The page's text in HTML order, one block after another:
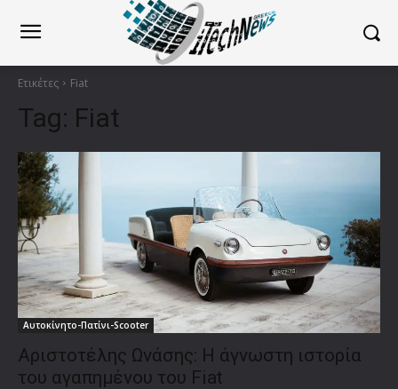
Ετικέτες Fiat
Tag: Fiat
Αυτοκίνητο-Πατίνι-Scooter
Αριστοτέλης Ωνάσης: Η άγνωστη ιστορία
του αγαπημένου του Fiat